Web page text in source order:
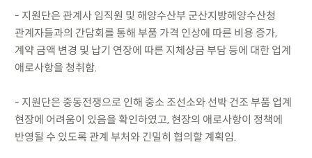
- 지원단은 관계사 임직원 및 해양수산부 군산지방해양수산청
관계자들과의 간담회를 통해 부품 가격 인상에 따른 비용 증가,
계약 금액 변경 및 납기 연장에 따른 지체상금 부담 등에 대한 업계
애로사항을 청취함.
- 지원단은 중동전쟁으로 인해 중소 조선소와 선박 건조 부품 업계
현장에 어려움이 있음을 확인하였고, 현장의 애로사항이 정책에
반영될 수 있도록 관계 부처와 긴밀히 협의할 계획임.